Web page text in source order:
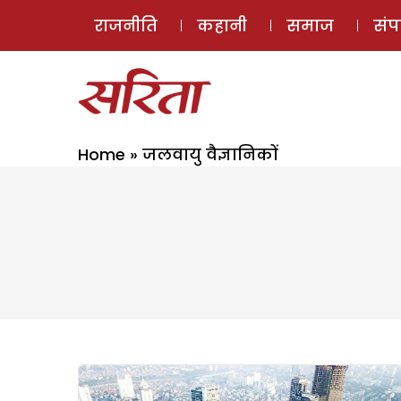
राजनीति कहानी समाज
Home » जलवायु वैज्ञानिकों